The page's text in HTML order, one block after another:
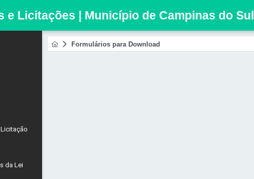
e Licitações | Município de Campinas do Sul
da Lei
Formulários para Download